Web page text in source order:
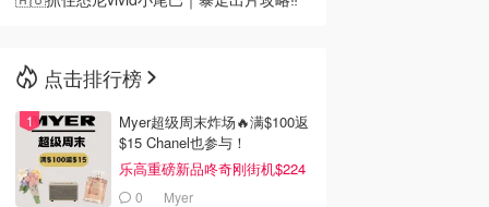
点击排行榜
Myer超级周末炸场🔥满$100返
$15 Chanel也参与！
乐高重磅新品咚奇刚街机$224
0 Myer